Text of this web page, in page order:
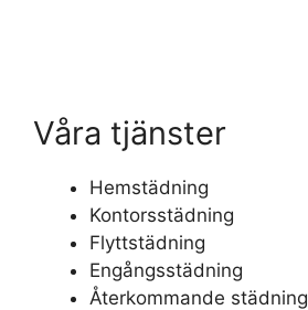
Våra tjänster
Hemstädning
Kontorsstädning
Flyttstädning
Engångsstädning
Återkommande städning